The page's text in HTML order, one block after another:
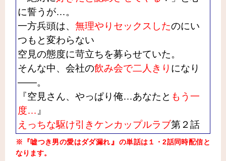
に誓うが…。
一方兵頭は、無理やりセックスしたのにい
つもと変わらない
空見の態度に苛立ちを募らせていた。
そんな中、会社の飲み会で二人きり になり
――。
『空見さん、やっぱり俺…あなたと もう一
度… 』
えっちな駆け引きケンカップルラブ第２話
※『嘘つき男の愛はダダ漏れ 』 の単話は１・2話同時配信と
なります。